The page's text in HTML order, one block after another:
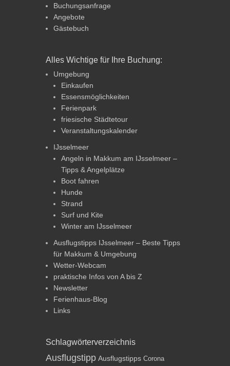
Buchungsanfrage
Angebote
Gästebuch
Alles Wichtige für Ihre Buchung:
Umgebung
Einkaufen
Essensmöglichkeiten
Ferienpark
friesische Städtetour
Veranstaltungskalender
IJsselmeer
Angeln in Makkum am IJsselmeer –
Tipps & Angelplätze
Boot fahren
Hunde
Strand
Surf und Kite
Winter am IJsselmeer
Ausflugstipps IJsselmeer – Beste Tipps
für Makkum & Umgebung
Wetter-Webcam
praktische Infos von A bis Z
Newsletter
Ferienhaus-Blog
Links
Schlagwörterverzeichnis
Ausflugstipp Ausflugstipps Corona